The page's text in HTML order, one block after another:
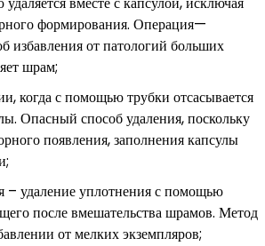
формирования. Операция—
избавления от патологий больших
шрам;
когда с помощью трубки отсасывается
Опасный способ удаления, поскольку
появления, заполнения капсулы
– удаление уплотнения с помощью
после вмешательства шрамов. Метод
от мелких экземпляров;